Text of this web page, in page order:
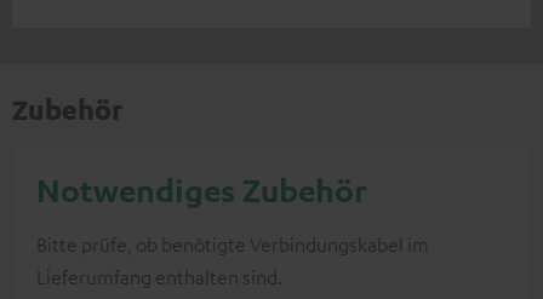
Zubehör
Notwendiges Zubehör
Bitte prüfe, ob benötigte Verbindungskabel im
Lieferumfang enthalten sind.